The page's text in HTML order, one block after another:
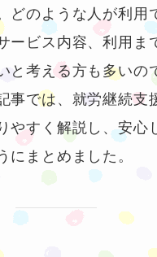
どのような人が利用
ービス内容、利用ま
と考える方も多いの
事では、就労継続支
やすく解説し、安心
にまとめました。